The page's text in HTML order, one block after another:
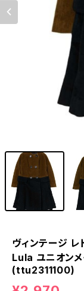
ヴィンテージ
Lula ユニオン
(ttu2311100)